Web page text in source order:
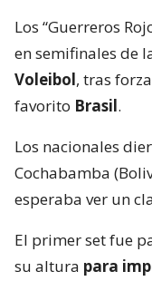
Los “Guerreros
en semifinales de
Voleibol, tras
favorito Brasil.
Los nacionales
Cochabamba
esperaba ver un
El primer set fue
su altura para